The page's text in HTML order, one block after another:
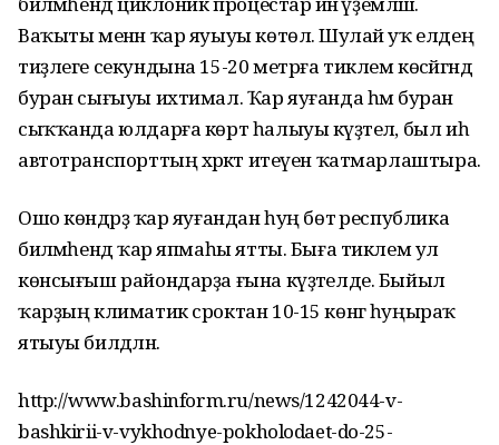
Ваҡыты менән ҡар яуыуы көтөлә. Шулай уҡ елдең
тиҙлеге секундына 15-20 метрға тиклем көсәйгәндә
буран сығыуы ихтимал. Ҡар яуғанда һәм буран
сыҡҡанда юлдарға көрт һалыуы күҙәтелә, был иһә
автотранспорттың хәрәкәт итеүен ҡатмарлаштыра.
Ошо көндәрҙә ҡар яуғандан һуң бөтә республика
биләмәһендә ҡар япмаһы ятты. Быға тиклем ул
көнсығыш райондарҙа ғына күҙәтелде. Быйыл
ҡарҙың климатик сроктан 10-15 көнгә һуңыраҡ
ятыуы билдәләнә.
http://www.bashinform.ru/news/1242044-v-
bashkirii-v-vykhodnye-pokholodaet-do-25-